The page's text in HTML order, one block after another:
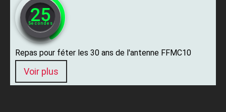
24
Secondes
Repas pour féter les 30 ans de l'antenne FFMC10
Voir plus